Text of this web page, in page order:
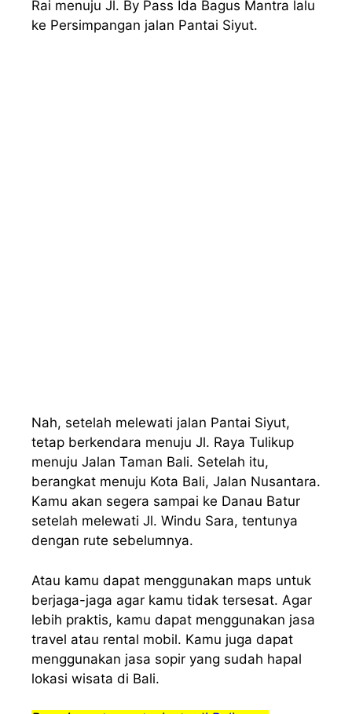
Rai menuju Jl. By Pass Ida Bagus Mantra lalu
ke Persimpangan jalan Pantai Siyut.
Nah, setelah melewati jalan Pantai Siyut,
tetap berkendara menuju Jl. Raya Tulikup
menuju Jalan Taman Bali. Setelah itu,
berangkat menuju Kota Bali, Jalan Nusantara.
Kamu akan segera sampai ke Danau Batur
setelah melewati Jl. Windu Sara, tentunya
dengan rute sebelumnya.
Atau kamu dapat menggunakan maps untuk
berjaga-jaga agar kamu tidak tersesat. Agar
lebih praktis, kamu dapat menggunakan jasa
travel atau rental mobil. Kamu juga dapat
menggunakan jasa sopir yang sudah hapal
lokasi wisata di Bali.